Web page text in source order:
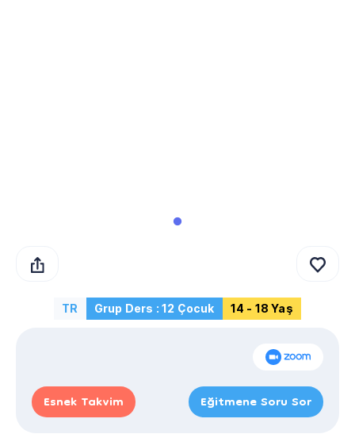
TR Grup Ders : 12 Çocuk 14 - 18 Yaş
Esnek Takvim Eğitmene Soru Sor